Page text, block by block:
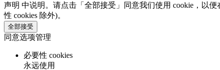
声明 中说明。请点击「全部接受」同意我们使用 cookie，以
性 cookies 除外)。
全部接受
同意选项管理
必要性 cookies
永远使用